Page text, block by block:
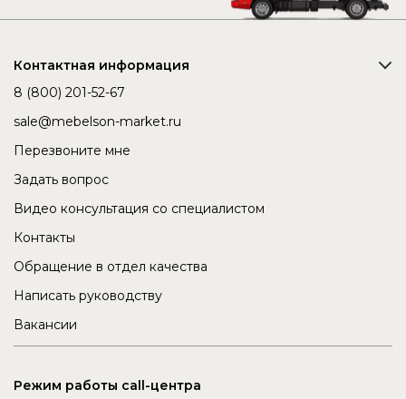
Контактная информация
8 (800) 201-52-67
sale@mebelson-market.ru
Перезвоните мне
Задать вопрос
Видео консультация со специалистом
Контакты
Обращение в отдел качества
Написать руководству
Вакансии
Режим работы call-центра